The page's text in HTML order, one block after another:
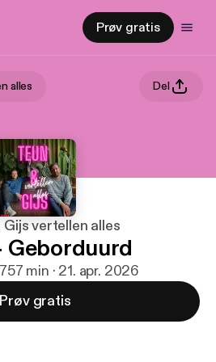
Prøv gratis
alles Del
Gijs vertellen alles
Geborduurd
757 min · 21. apr. 2026
Prøv gratis